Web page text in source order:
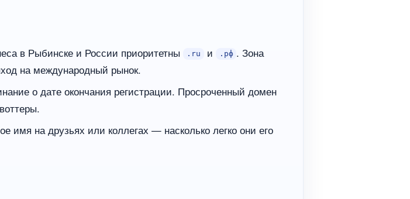
в Рыбинске и России приоритетны .ru и .рф . Зона
на международный рынок.
о дате окончания регистрации. Просроченный домен
имя на друзьях или коллегах — насколько легко они его